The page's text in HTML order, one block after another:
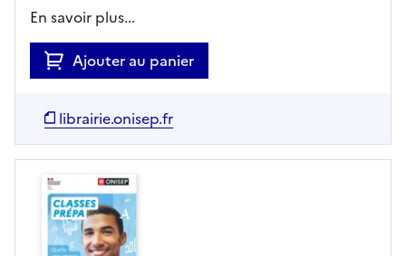
En savoir plus...
Ajouter au panier
librairie.onisep.fr